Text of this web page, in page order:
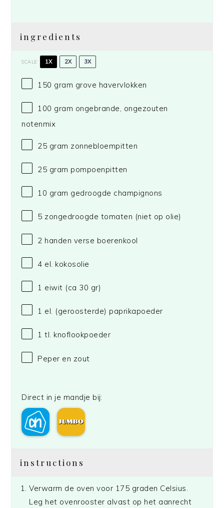
ingredients
SCALE 1X 2X 3X
150 gram grove havervlokken
100 gram ongebrande, ongezouten
notenmix
25 gram zonnebloempitten
25 gram pompoenpitten
10 gram gedroogde champignons
5 zongedroogde tomaten (niet op olie)
2 handen verse boerenkool
4 el. kokosolie
1 eiwit (ca 30 gr)
1 el. (geroosterde) paprikapoeder
1 tl. knoflookpoeder
Peper en zout
Direct in je mandje bij:
instructions
Verwarm de oven voor 175 graden Celsius.
Leg het ovenrooster alvast op het aanrecht